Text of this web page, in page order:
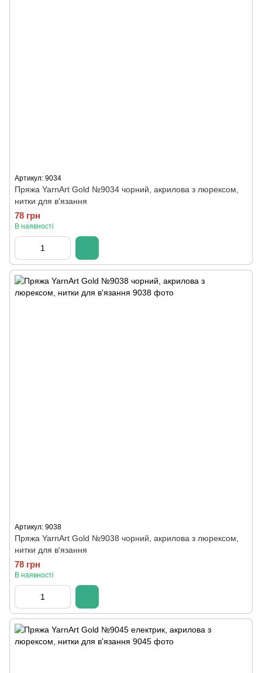
Артикул: 9034
Пряжа YarnArt Gold №9034 чорний, акрилова з люрексом,
нитки для в'язання
78 грн
В наявності
Артикул: 9038
Пряжа YarnArt Gold №9038 чорний, акрилова з люрексом,
нитки для в'язання
78 грн
В наявності